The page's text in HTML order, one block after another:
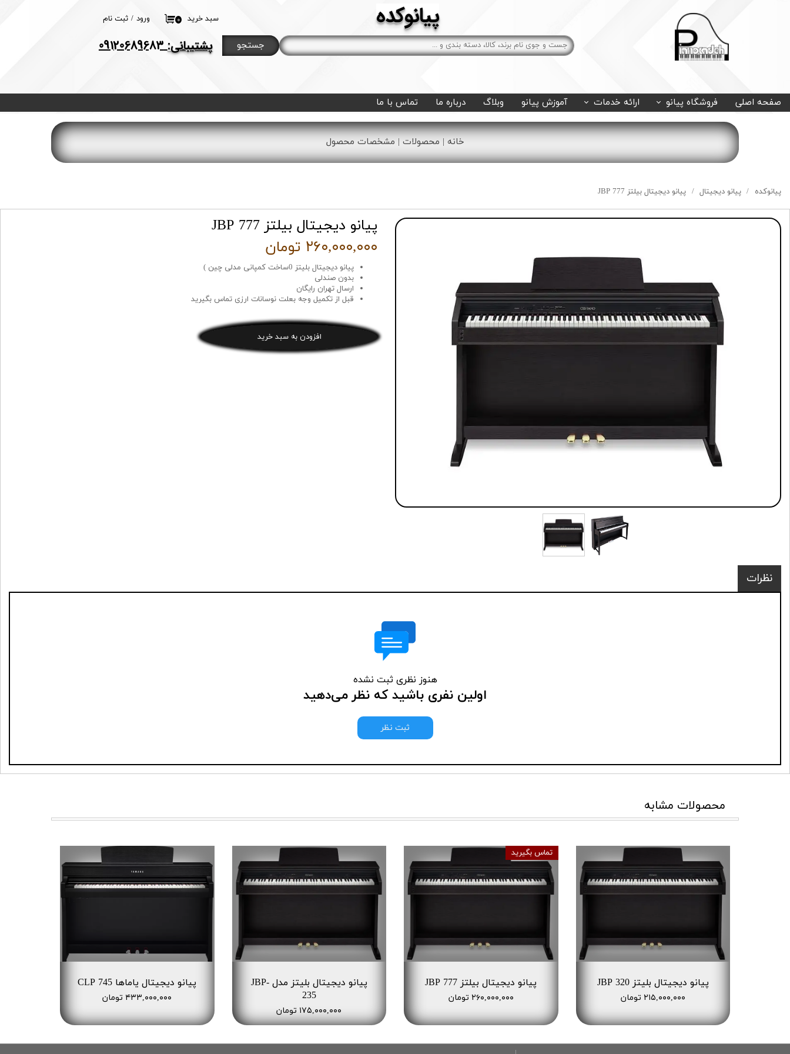
۰ سبد خرید
صفحه اصلی فروشگاه پیانو ارائه خدمات آموزش پیانو وبلاگ درباره ما تماس با ما
ورود / ثبت نام
کاربری
پیانوکده
جستجو ​پشتیبانی:09120689683
خانه | محصولات | مشخصات محصول
پیانوکده پیانو دیجیتال پیانو دیجیتال بیلتز JBP 777
پیانو دیجیتال بیلتز JBP 777
۲۶۰,۰۰۰,۰۰۰ تومان
پیانو دیجیتال بلیتز 0ساخت کمپانی مدلی چین )
بدون صندلی
ارسال تهران رایگان
قبل از تکمیل وجه بعلت نوسانات ارزی تماس بگیرید
افزودن به سبد خرید
نظرات
هنوز نظری ثبت نشده
اولین نفری باشید که نظر می‌دهید
ثبت نظر
محصولات مشابه
پیانو دیجیتال بلیتز JBP 320
۲۱۵,۰۰۰,۰۰۰ تومان
پیانو دیجیتال بیلتز JBP 777
۲۶۰,۰۰۰,۰۰۰ تومان
تماس بگیرید
پیانو دیجیتال بلیتز مدل JBP-
235
۱۷۵,۰۰۰,۰۰۰ تومان
پیانو دیجیتال یاماها CLP 745
۴۳۳,۰۰۰,۰۰۰ تومان